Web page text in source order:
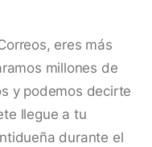
eres más
millones de
y podemos decirte
llegue a tu
durante el